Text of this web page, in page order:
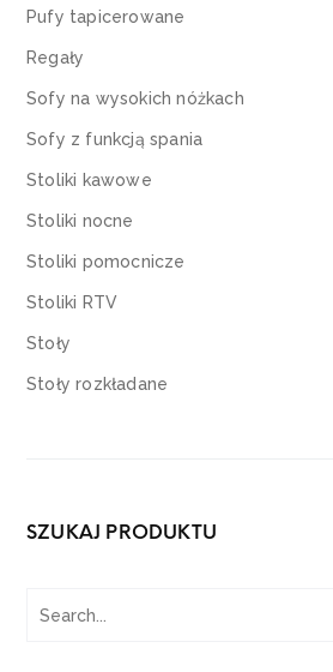
Pufy tapicerowane
Regały
Sofy na wysokich nóżkach
Sofy z funkcją spania
Stoliki kawowe
Stoliki nocne
Stoliki pomocnicze
Stoliki RTV
Stoły
Stoły rozkładane
SZUKAJ PRODUKTU